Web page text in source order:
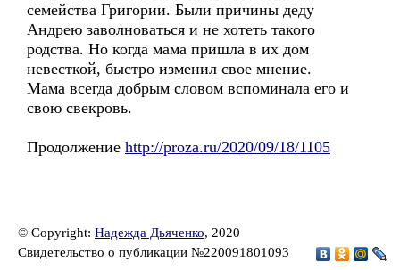
семейства Григории. Были причины деду
Андрею заволноваться и не хотеть такого
родства. Но когда мама пришла в их дом
невесткой, быстро изменил свое мнение.
Мама всегда добрым словом вспоминала его и
свою свекровь.
Продолжение http://proza.ru/2020/09/18/1105
© Copyright: Надежда Дьяченко, 2020
Свидетельство о публикации №220091801093